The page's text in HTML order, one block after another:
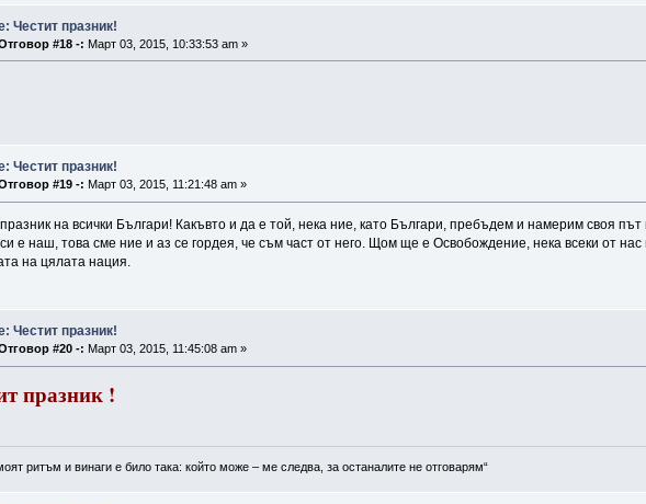
Честит празник!
#18 -: Март 03, 2015, 10:33:53 am »
Честит празник!
#19 -: Март 03, 2015, 11:21:48 am »
на всички Българи! Какъвто и да е той, нека ние, като Българи, пребъдем и намерим своя
е наш, това сме ние и аз се гордея, че съм част от него. Щом ще е Освобождение, нека всеки от
на цялата нация.
Честит празник!
#20 -: Март 03, 2015, 11:45:08 am »
празник !
ритъм и винаги е било така: който може – ме следва, за останалите не отговарям“